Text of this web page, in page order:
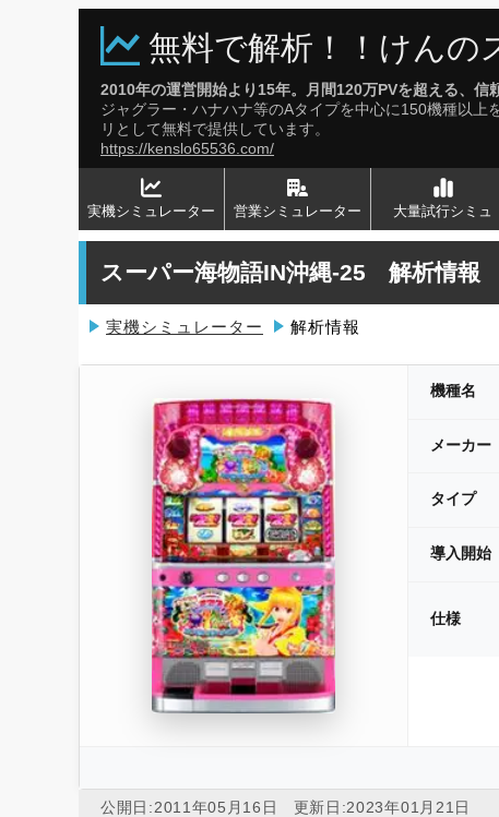
無料で解析！！けんの
2010年の運営開始より15年。月間120万PVを超える、信
ジャグラー・ハナハナ等のAタイプを中心に150機種以
リとして無料で提供しています。
https://kenslo65536.com/
実機シミュレーター 営業シミュレーター 大量試行シミュ
スーパー海物語IN沖縄-25 解析情報
実機シミュレーター 解析情報
機種名
メーカー
タイプ
導入開始
仕様
公開日:2011年05月16日 更新日:2023年01月21日